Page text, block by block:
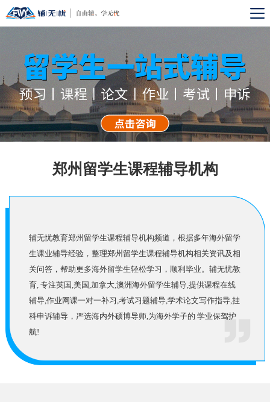
郑州留学生课程辅导机构
辅无忧教育郑州留学生课程辅导机构频道，根据多年海外留学
生课业辅导经验，整理郑州留学生课程辅导机构相关资讯及相
关问答，帮助更多海外留学生轻松学习，顺利毕业。辅无忧教
育, 专注英国,美国,加拿大,澳洲海外留学生辅导,提供课程在线
辅导,作业网课一对一补习,考试习题辅导,学术论文写作指导,挂
科申诉辅导，严选海内外硕博导师,为海外学子的 学业保驾护
航!